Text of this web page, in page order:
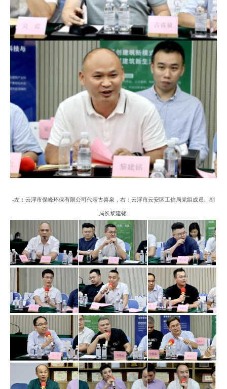
-左 ：云浮市保峰环保有限公司代表古喜泉， 右 ：云浮市云安区工信局党组成员、副
局长黎建铭-